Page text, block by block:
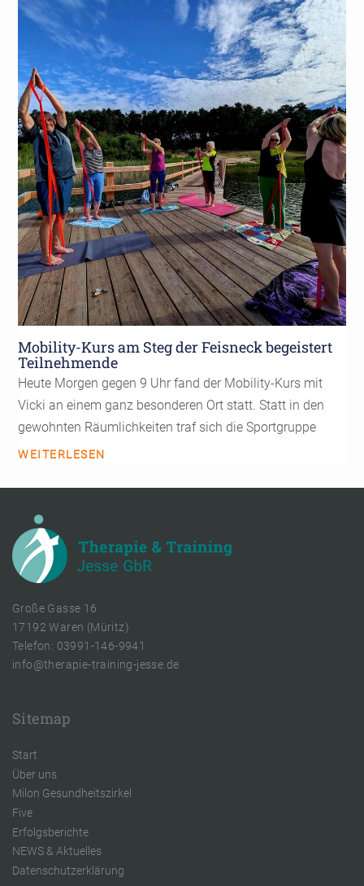
Mobility-Kurs am Steg der Feisneck begeistert
Teilnehmende
Heute Morgen gegen 9 Uhr fand der Mobility-Kurs mit
Vicki an einem ganz besonderen Ort statt. Statt in den
gewohnten Räumlichkeiten traf sich die Sportgruppe
WEITERLESEN
Große Gasse 16
17192 Waren (Müritz)
Telefon: 03991-146-9941
info@therapie-training-jesse.de
Sitemap
Start
Über uns
Milon Gesundheitszirkel
Five
Erfolgsberichte
NEWS & Aktuelles
Datenschutzerklärung